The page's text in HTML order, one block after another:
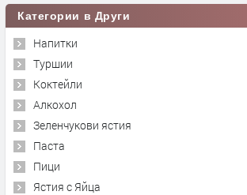
Категории в Други
Напитки
Туршии
Коктейли
Алкохол
Зеленчукови ястия
Паста
Пици
Ястия с Яйца